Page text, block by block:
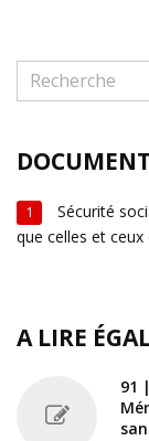
1
Sécurité
que celles et
A LIRE
91